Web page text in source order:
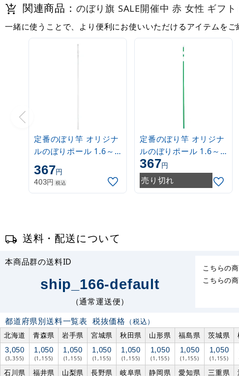
関連商品： のぼり旗 SALE開催中 赤 女性 ギフ
一緒に使うことで、より便利にお使いいただけるアイテムをご
定番のぼり竿 オリジナ
ルのぼりポール 1.6～
3m 伸縮式 白
(30537***)
367円
403円 税込
定番のぼり竿 オリジナ
ルのぼりポール 1.6～
3m 伸縮式 緑
(30537GRN)
367円
売り切れ
送料・配送について
本商品群の送料ID
ship_166-default
（通常運送便）
こちらの
こちらの
都道府県別送料一覧表 税抜価格 （税込）
北海道
青森県 岩手県 宮城県 秋田県 山形県 福島県 茨城県
3,050
(3,355)
1,050
(1,155)
1,050
(1,155)
1,050
(1,155)
1,050
(1,155)
1,050
(1,155)
1,050
(1,155)
1,050
(1,155)
石川県 福井県 山梨県 長野県 岐阜県 静岡県 愛知県 三重県